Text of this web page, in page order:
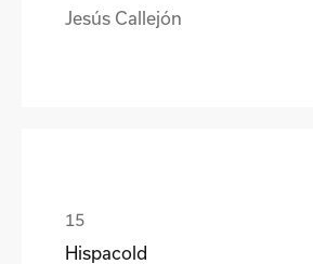
Jesús Callejón
Hispacold